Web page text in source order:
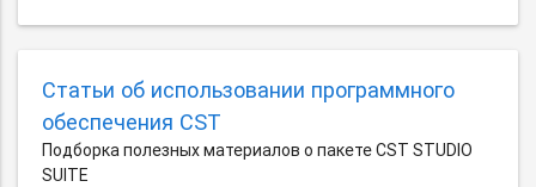
Статьи об использовании программного
обеспечения CST
Подборка полезных материалов о пакете CST STUDIO
SUITE